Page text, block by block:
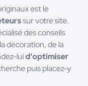
est le
sur votre site.
des conseils
décoration, de la
luid'optimiser
puis placez-y